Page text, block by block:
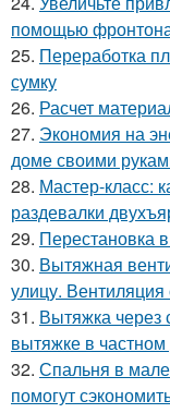
помощью
25. Переработка
сумку
26. Расчет
27. Экономия на
доме своими
28. Мастер-класс:
раздевалки
29. Перестановка
30. Вытяжная
улицу.
31. Вытяжка через
вытяжке в
32. Спальня в
помогут